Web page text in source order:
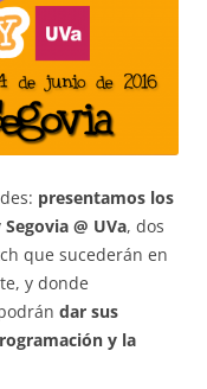
presentamos los
@ UVa, dos
que sucederán en
y donde
dar sus
y la